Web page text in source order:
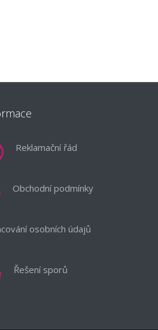
Reklamační řád
Obchodní podmínky
osobních údajů
Řešení sporů